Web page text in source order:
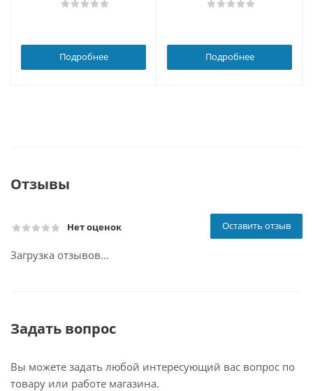
Подробнее Подробнее
Отзывы
Нет оценок Оставить отзыв
Загрузка отзывов...
Задать вопрос
Вы можете задать любой интересующий вас вопрос по
товару или работе магазина.